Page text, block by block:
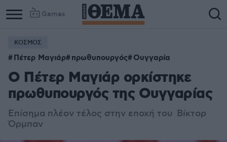
Games
ΚΟΣΜΟΣ
Πέτερ Μαγιάρ πρωθυπουργός Ουγγαρία
Ο Πέτερ Μαγιάρ ορκίστηκε
πρωθυπουργός της Ουγγαρίας
Επίσημα πλέον τέλος στην εποχή του Βίκτορ
Όρμπαν